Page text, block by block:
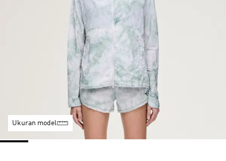
Ukuran model